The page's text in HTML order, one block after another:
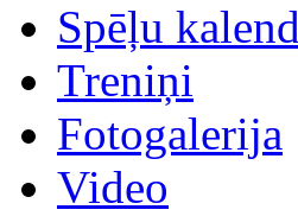
Spēļu
Treniņi
Fotogalerija
Video